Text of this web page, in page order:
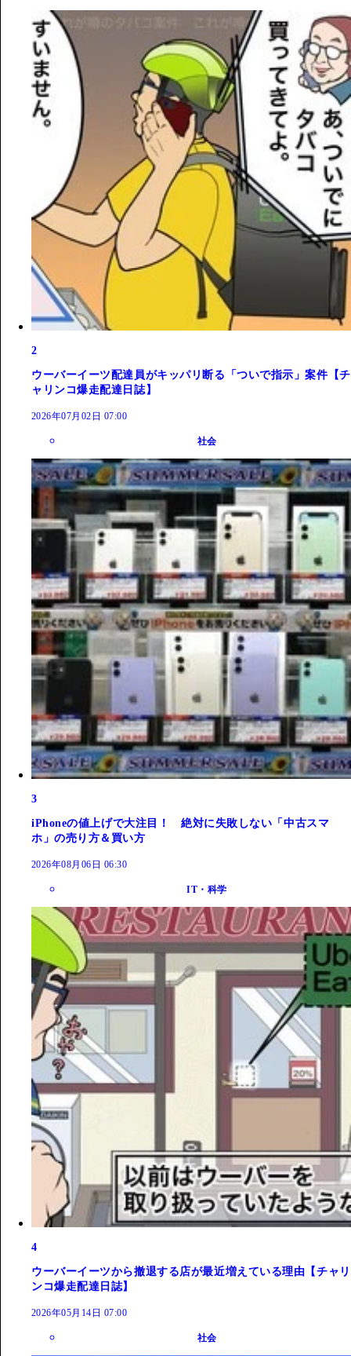
2
ウーバーイーツ配達員がキッパリ断る「ついで指示」案件【チ
ャリンコ爆走配達日誌】
2026年07月02日 07:00
社会
3
iPhoneの値上げで大注目！ 絶対に失敗しない「中古スマ
ホ」の売り方＆買い方
2026年08月06日 06:30
IT・科学
4
ウーバーイーツから撤退する店が最近増えている理由【チャリ
ンコ爆走配達日誌】
2026年05月14日 07:00
社会